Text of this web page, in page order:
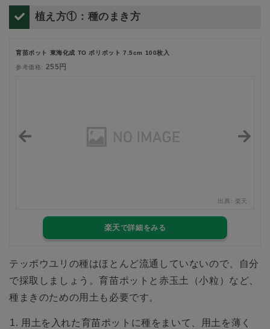
植え方①：種のまき方
育苗ポット 東海化成 TO ポリポット 7.5cm 100枚入
参考価格: 255円
出典: 楽天
楽天
テッポウユリの種はほとんど流通していないので、自分
で採取しましょう。育苗ポットと赤玉土（小粒）など、
種まきのための用土も必要です。
用土を入れた育苗ポットに種をまいて、用土を薄く